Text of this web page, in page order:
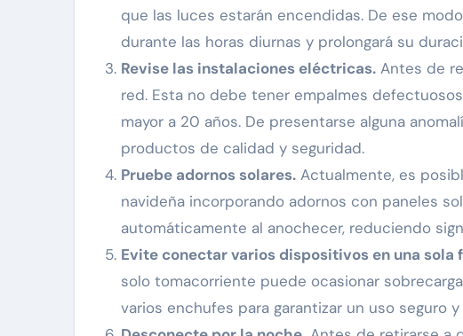
que las luces estarán encendidas. De ese
durante las horas diurnas y prolongará su
Revise las instalaciones eléctricas. Antes de
red. Esta no debe tener empalmes
mayor a 20 años. De presentarse alguna
productos de calidad y seguridad.
Pruebe adornos solares. Actualmente, es
navideña incorporando adornos con paneles
automáticamente al anochecer, reduciendo
Evite conectar varios dispositivos en una sola
solo tomacorriente puede ocasionar
varios enchufes para garantizar un uso seguro